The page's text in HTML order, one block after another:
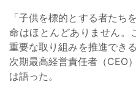
「子供を標的とする者たち
命はほとんどありません。
重要な取り組みを推進でき
次期最高経営責任者（CEO
は語った。